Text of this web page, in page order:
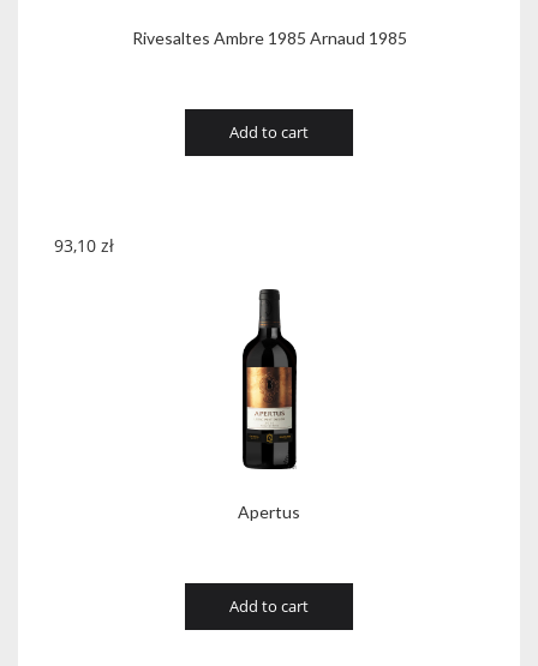
Rivesaltes Ambre 1985 Arnaud 1985
Add to cart
Apertus
93,10 zł
Add to cart